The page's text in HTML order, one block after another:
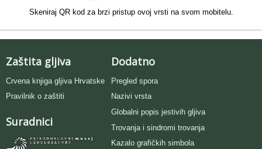
Skeniraj QR kod za brzi pristup ovoj vrsti na svom mobitelu.
Zaštita gljiva
Crvena knjiga gljiva Hrvatske
Pravilnik o zaštiti
Suradnici
Dodatno
Pregled spora
Nazivi vrsta
Globalni popis jestivih gljiva
Trovanja i sindromi trovanja
Kazalo grafičkih simbola